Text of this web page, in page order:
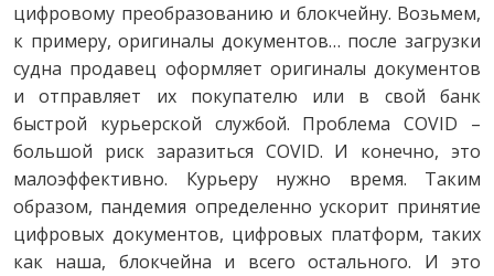
цифровому преобразованию и блокчейну. Возьмем,
к примеру, оригиналы документов… после загрузки
судна продавец оформляет оригиналы документов
и отправляет их покупателю или в свой банк
быстрой курьерской службой. Проблема COVID –
большой риск заразиться COVID. И конечно, это
малоэффективно. Курьеру нужно время. Таким
образом, пандемия определенно ускорит принятие
цифровых документов, цифровых платформ, таких
как наша, блокчейна и всего остального. И это